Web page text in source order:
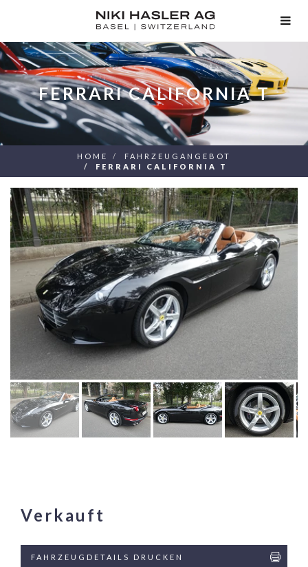
FERRARI CALIFORNIA T
HOME
FAHRZEUGANGEBOT
FERRARI CALIFORNIA T
Verkauft
FAHRZEUGDETAILS DRUCKEN